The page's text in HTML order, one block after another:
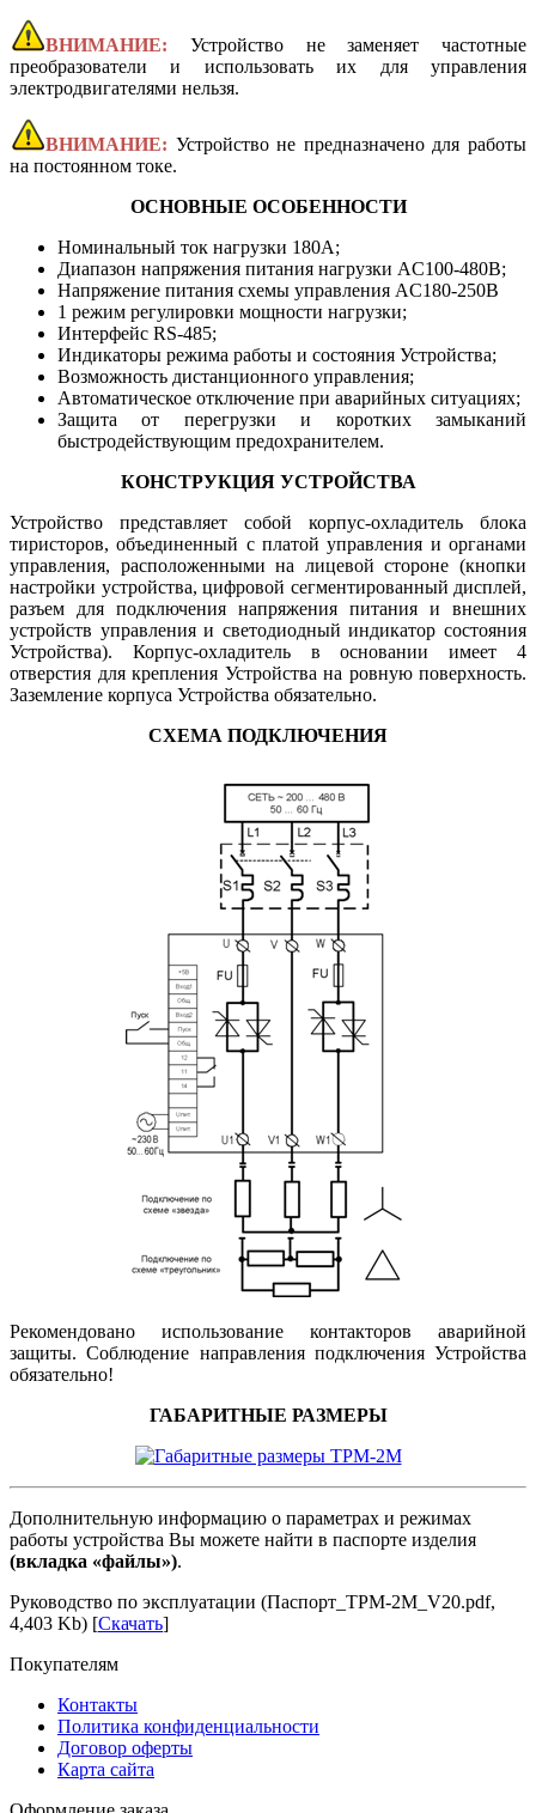
ВНИМАНИЕ: Устройство не заменяет частотные
преобразователи и использовать их для управления
электродвигателями нельзя.
ВНИМАНИЕ: Устройство не предназначено для работы
на постоянном токе.
ОСНОВНЫЕ ОСОБЕННОСТИ
Номинальный ток нагрузки 180А;
Диапазон напряжения питания нагрузки AC100-480В;
Напряжение питания схемы управления AC180-250В
1 режим регулировки мощности нагрузки;
Интерфейс RS-485;
Индикаторы режима работы и состояния Устройства;
Возможность дистанционного управления;
Автоматическое отключение при аварийных ситуациях;
Защита от перегрузки и коротких замыканий
быстродействующим предохранителем.
КОНСТРУКЦИЯ УСТРОЙСТВА
Устройство представляет собой корпус-охладитель блока
тиристоров, объединенный с платой управления и органами
управления, расположенными на лицевой стороне (кнопки
настройки устройства, цифровой сегментированный дисплей,
разъем для подключения напряжения питания и внешних
устройств управления и светодиодный индикатор состояния
Устройства). Корпус-охладитель в основании имеет 4
отверстия для крепления Устройства на ровную поверхность.
Заземление корпуса Устройства обязательно.
СХЕМА ПОДКЛЮЧЕНИЯ
Рекомендовано использование контакторов аварийной
защиты. Соблюдение направления подключения Устройства
обязательно!
ГАБАРИТНЫЕ РАЗМЕРЫ
Дополнительную информацию о параметрах и режимах
работы устройства Вы можете найти в паспорте изделия
(вкладка «файлы»).
Руководство по эксплуатации (Паспорт_ТРМ-2М_V20.pdf,
4,403 Kb) [Скачать]
Покупателям
Контакты
Политика конфиденциальности
Договор оферты
Карта сайта